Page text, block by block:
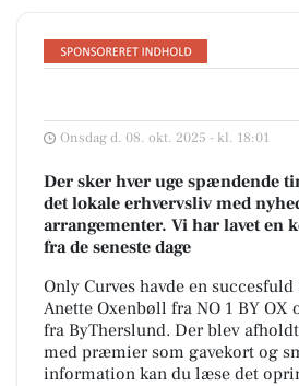
Onsdag d. 08. okt. 2025 - kl. 18:01
Der sker hver uge spændende
det lokale erhvervsliv med
arrangementer. Vi har lavet en
fra de seneste dage
Only Curves havde en
Anette Oxenbøll fra NO 1 BY OX
fra ByTherslund. Der blev
med præmier som gavekort og
information kan du læse det